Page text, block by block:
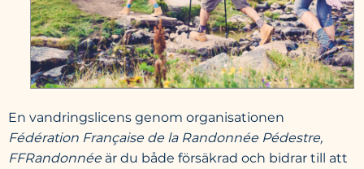
En vandringslicens genom organisationen
Fédération Française de la Randonnée Pédestre,
FFRandonnée är du både försäkrad och bidrar till att